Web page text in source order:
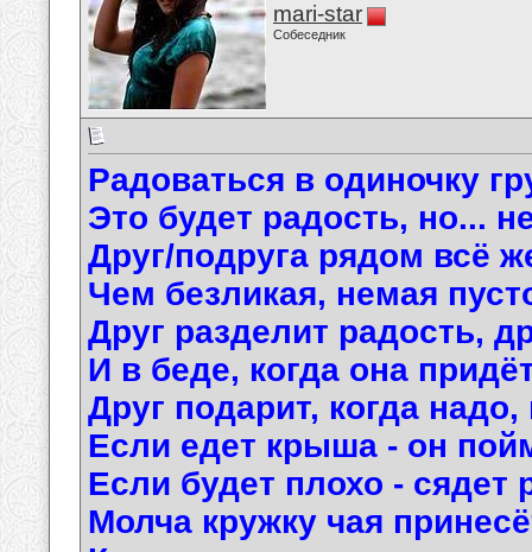
mari-star
Собеседник
Радоваться в одиночку
Это будет радость, но...
Друг/подруга рядом всё
Чем безликая, немая
Друг разделит радость,
И в беде, когда она
Друг подарит, когда
Если едет крыша - он
Если будет плохо - сядет
Молча кружку чая